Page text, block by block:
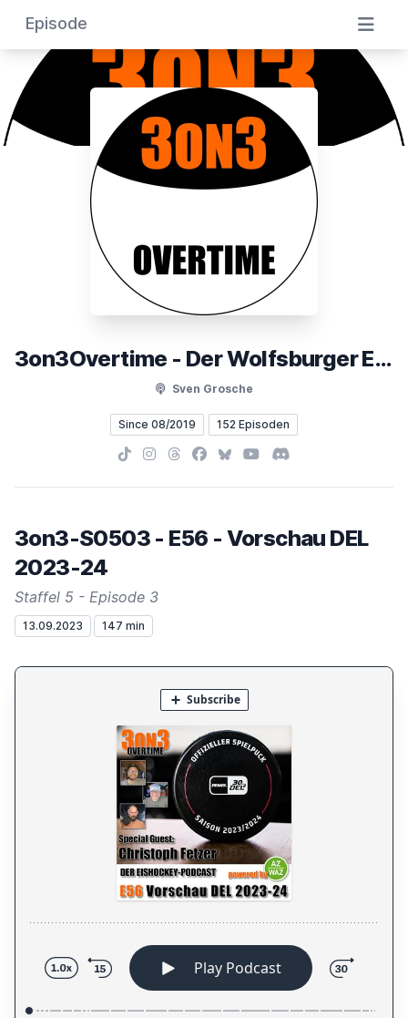
Episode
3on3Overtime - Der Wolfsburger Eishockeypodcast
Sven Grosche
Since 08/2019 152 Episoden
TikTokInstagram
Threads
Facebook
BlueskyYouTubeDiscord
3on3-S0503 - E56 - Vorschau DEL
2023-24
Staffel 5 - Episode 3
13.09.2023 147 min